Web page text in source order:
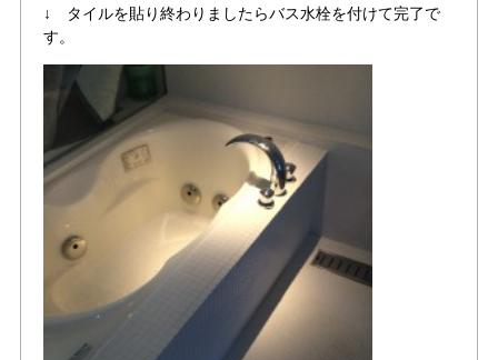
↓ タイルを貼り終わりましたらバス水栓を付けて完了で
す。